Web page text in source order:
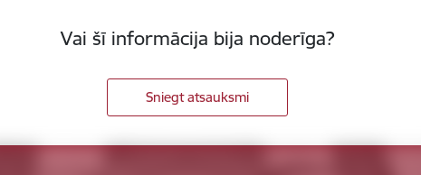
Vai šī informācija bija noderīga?
Sniegt atsauksmi